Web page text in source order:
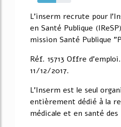
55%
L'inserm recrute pour
en Santé Publique
mission Santé Publique
Réf. 15713 Offre
11/12/2017.
L'Inserm est le seul
entièrement dédié à la
médicale et en santé des